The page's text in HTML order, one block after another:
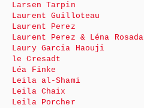
Larsen Tarpin
Laurent Guilloteau
Laurent Perez
Laurent Perez & Léna Rosada
Laury Garcia Haouji
le Cresadt
Léa Finke
Leila al-Shami
Leila Chaix
Leila Porcher